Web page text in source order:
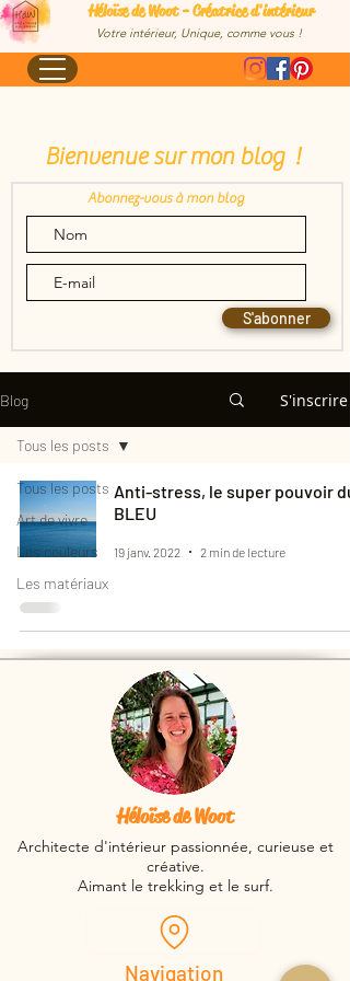
Héloïse de Woot - Créatrice d'intérieur
Votre intérieur, Unique, comme vous !
Bienvenue sur mon blog !
Abonnez-vous à mon blog
S'abonner
Blog S'inscrire
Tous les posts
Art de vivre
Les couleurs
Les matériaux
Tous les posts
Anti-stress, le super pouvoir du
BLEU
19 janv. 2022 2 min de lecture
Héloïse de Woot
Architecte d'intérieur passionnée, curieuse et
créative.
Aimant le trekking et le surf.
Navigation